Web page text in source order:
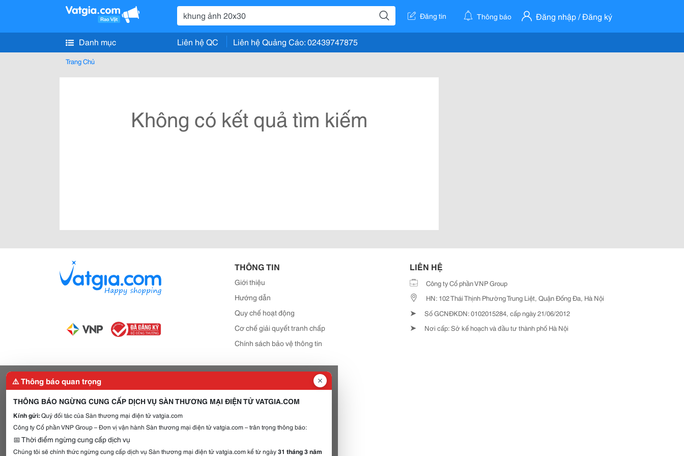
Đăng tin Thông báo Đăng nhập / Đăng ký
Danh mục Liên hệ QC Liên hệ Quảng Cáo: 02439747875
Trang Chủ
Không có kết quả tìm kiếm
THÔNG TIN
Giới thiệu
Hướng dẫn
Quy chế hoạt động
Cơ chế giải quyết tranh chấp
Chính sách bảo vệ thông tin
LIÊN HỆ
Công ty Cổ phần VNP Group
HN: 102 Thái Thịnh Phường Trung Liệt, Quận Đống Đa, Hà Nội
➤ Số GCNĐKDN: 0102015284, cấp ngày 21/06/2012
➤ Nơi cấp: Sở kế hoạch và đầu tư thành phố Hà Nội
⚠️ Thông báo quan trọng
THÔNG BÁO NGỪNG CUNG CẤP DỊCH VỤ SÀN THƯƠNG MẠI ĐIỆN TỬ VATGIA.COM
Kính gửi:Quý đối tác của Sàn thương mại điện tử vatgia.com
Công ty Cổ phần VNP Group – Đơn vị vận hành Sàn thương mại điện tử vatgia.com – trân trọng thông báo:
📅 Thời điểm ngừng cung cấp dịch vụ
Chúng tôi sẽ chính thức ngừng cung cấp dịch vụ Sàn thương mại điện tử vatgia.com kể từ ngày31 tháng 3 năm